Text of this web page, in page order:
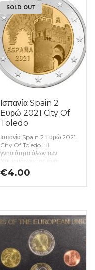
SOLD OUT
Ισπανία Spain 2
Ευρώ 2021 City Of
Toledo
Ισπανία Spain 2 Ευρώ 2021
City Of Toledo. Η
γνησιότητα όλων των
Νομισμάτων μας είναι
εγγυημένη εφ όρου ζωής
ενώ τυχόν ιδιαιτερότητες –
€4.00